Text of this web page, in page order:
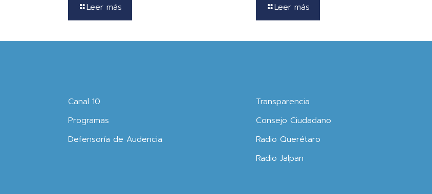
Leer más Leer más
Canal 10
Programas
Defensoría de Audencia
Transparencia
Consejo Ciudadano
Radio Querétaro
Radio Jalpan